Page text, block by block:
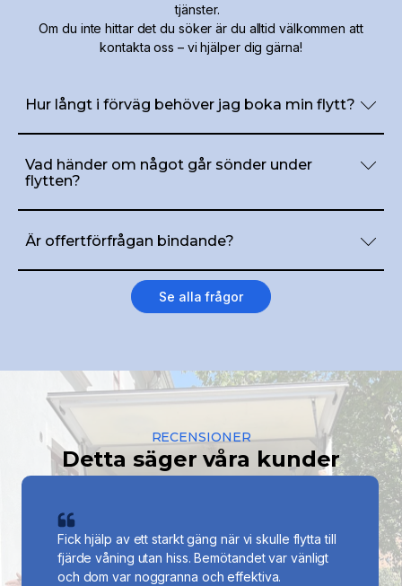
tjänster.
Om du inte hittar det du söker är du alltid välkommen att
kontakta oss – vi hjälper dig gärna!
Hur långt i förväg behöver jag boka min flytt?
Vi rekommenderar att du bokar din flytt minst 2-4 veckor i
ibland erbjuda snabba lösningar – hör av dig så ser vi vad vi
kan göra.
Vad händer om något går sönder under
flytten?
Alla våra flyttjänster omfattas av en ansvarsförsäkring
kontaktar du oss direkt så hjälper vi dig med skadeanmälan
och ersättningsprocessen.
Är offertförfrågan bindande?
Nej, en offertförfrågan är inte bindande. Den ger dig en
prisuppskattning baserat på dina behov. Du väljer själv om
du vill gå vidare med bokningen efter att du mottagit
Se alla frågor
RECENSIONER
Detta säger våra kunder
Hade en fantastisk flyttupplevelse med Riley
och Ali! De var inte bara professionella och
effektiva, utan också vänliga och hade en härlig